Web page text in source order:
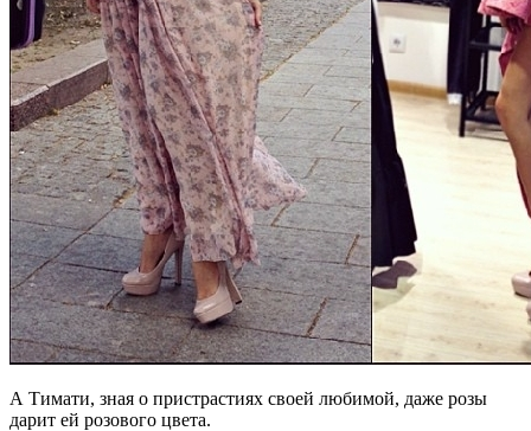
А Тимати, зная о пристрастиях своей любимой, даже розы
дарит ей розового цвета.